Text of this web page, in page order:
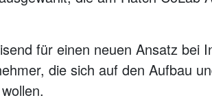
für einen neuen Ansatz bei
die sich auf den Aufbau